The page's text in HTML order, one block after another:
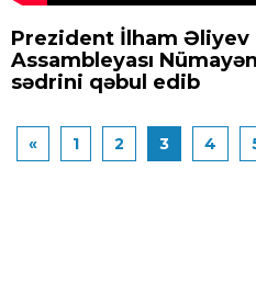
Prezident İlham Əliyev
Assambleyası
sədrini qəbul edib
« 1 2 3 4